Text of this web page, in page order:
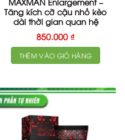
Tăng kích cỡ cậu nhỏ kèo
dài thời gian quan hệ
850.000 ₫
THÊM VÀO GIỎ HÀNG